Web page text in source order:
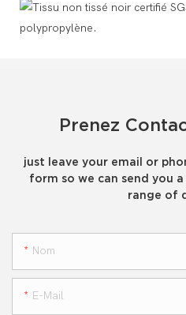
Prenez
just leave your email or
form so we can send you
range of
Nom
E-Mail